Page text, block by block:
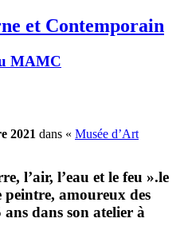
et Contemporain
MAMC
2021 dans « Musée d’Art
l’air, l’eau et le feu ».le
peintre, amoureux des
dans son atelier à